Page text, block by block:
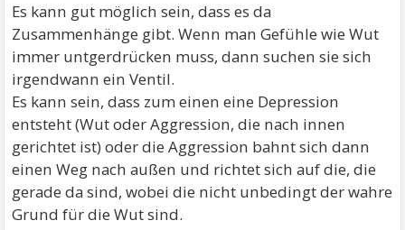
Es kann gut möglich sein, dass es da
Zusammenhänge gibt. Wenn man Gefühle wie Wut
immer untgerdrücken muss, dann suchen sie sich
irgendwann ein Ventil.
Es kann sein, dass zum einen eine Depression
entsteht (Wut oder Aggression, die nach innen
gerichtet ist) oder die Aggression bahnt sich dann
einen Weg nach außen und richtet sich auf die, die
gerade da sind, wobei die nicht unbedingt der wahre
Grund für die Wut sind.